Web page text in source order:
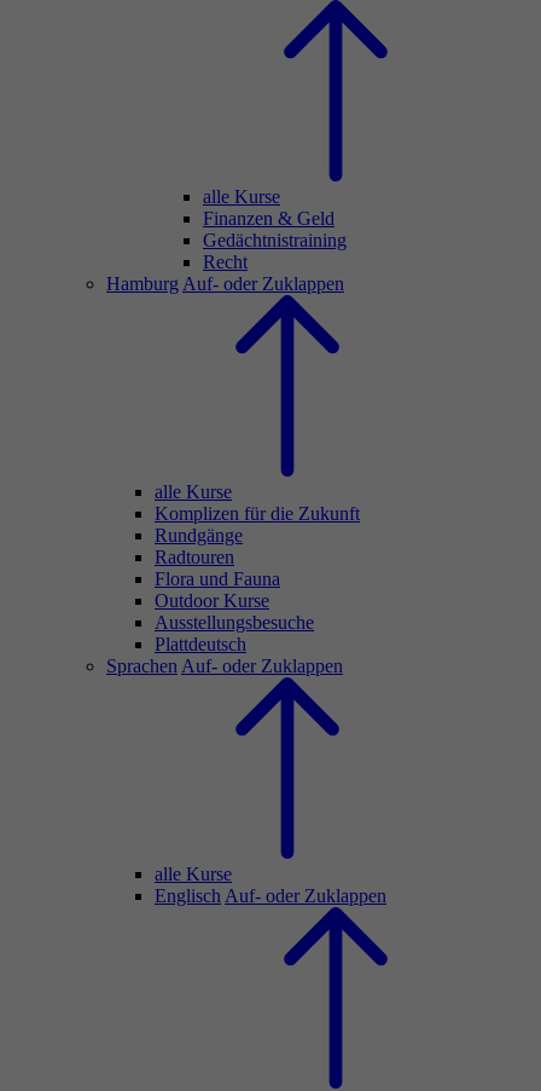
alle Kurse
Finanzen & Geld
Gedächtnistraining
Recht
Hamburg Auf- oder Zuklappen
alle Kurse
Komplizen für die Zukunft
Rundgänge
Radtouren
Flora und Fauna
Outdoor Kurse
Ausstellungsbesuche
Plattdeutsch
Sprachen Auf- oder Zuklappen
alle Kurse
Englisch Auf- oder Zuklappen